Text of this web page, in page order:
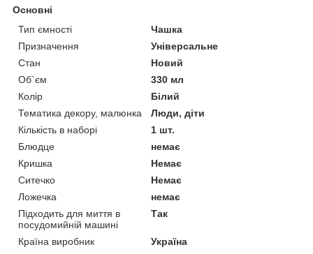
Основні
Тип ємності
Чашка
Призначення
Універсальне
Стан
Новий
Об`єм
330 мл
Колір
Білий
Тематика декору, малюнка
Люди, діти
Кількість в наборі
1 шт.
Блюдце
немає
Кришка
Немає
Ситечко
Немає
Ложечка
немає
Підходить для миття в
посудомийній машині
Так
Країна виробник
Україна